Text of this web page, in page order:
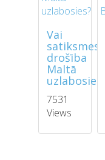
Vai
satiksmes
drošība
Maltā
7531
Views